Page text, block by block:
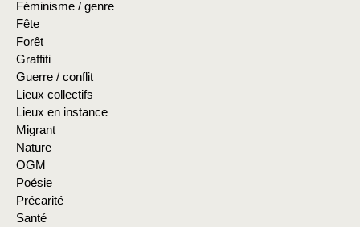
Féminisme / genre
Fête
Forêt
Graffiti
Guerre / conflit
Lieux collectifs
Lieux en instance
Migrant
Nature
OGM
Poésie
Précarité
Santé